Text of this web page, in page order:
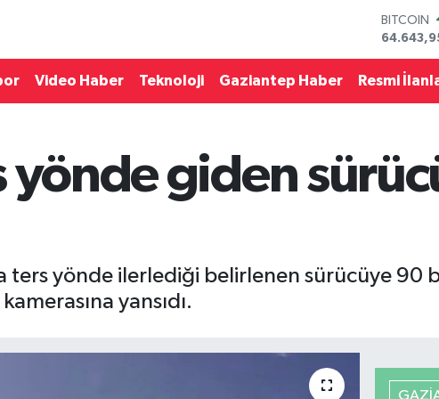
DOLAR
EURO
6500.87
BİST100
Video Haber Teknoloji Gaziantep Haber Resmi
giden
yönde ilerlediği belirlenen sürücüye 90
yansıdı.